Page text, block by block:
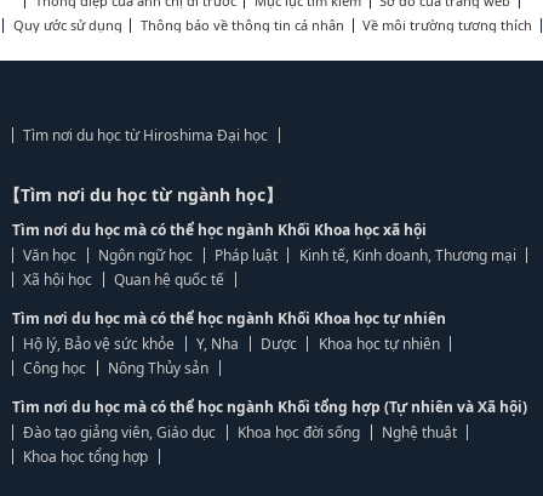
Quy ước sử dụng
Thông báo về thông tin cá nhân Về môi trường tương thích
Tìm nơi du học từ Hiroshima Đại học
【Tìm nơi du học từ ngành học】
Tìm nơi du học mà có thể học ngành Khối Khoa học xã hội
Văn học
Ngôn ngữ học Pháp luật
Kinh tế, Kinh doanh, Thương mại
Xã hội học
Quan hệ quốc tế
Tìm nơi du học mà có thể học ngành Khối Khoa học tự nhiên
Hộ lý, Bảo vệ sức khỏe
Y, Nha Dược
Khoa học tự nhiên
Công học
Nông Thủy sản
Tìm nơi du học mà có thể học ngành Khối tổng hợp (Tự nhiên và Xã hội)
Đào tạo giảng viên, Giáo dục
Khoa học đời sống
Nghệ thuật
Khoa học tổng hợp